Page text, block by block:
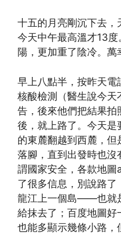
十五的月亮剛沉下去，
今天中午最高溫才13
陽，更加重了陰冷。萬
早上八點半，按昨天電
核酸檢測（醫生說今天
告，後來他們把結果拍
後，就上路了。今天是
的東麓翻越到西麓，
落腳，直到出發時也
謂國家安全，各款地
了很多信息，別說路
龍江上一個島——也就
給抹去了；百度地圖好
也能多顯示幾條小路，